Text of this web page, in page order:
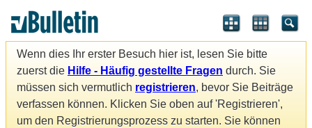
Wenn dies Ihr erster Besuch hier ist, lesen Sie bitte
zuerst die Hilfe - Häufig gestellte Fragen durch. Sie
müssen sich vermutlich registrieren, bevor Sie Beiträge
verfassen können. Klicken Sie oben auf 'Registrieren',
um den Registrierungsprozess zu starten. Sie können